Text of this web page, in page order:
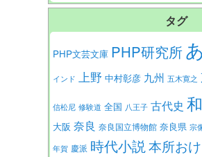
タグ
PHP文芸文庫 PHP研究所
インド 上野 中村彰彦 九州 五木寛之
信松尼 修験道 全国 八王子 古代史
大阪 奈良 奈良国立博物館 奈良県 宗
年賀 慶派 時代小説本所お